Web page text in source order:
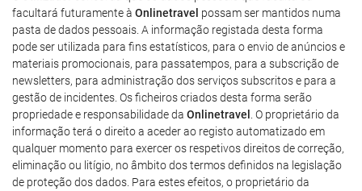
facultará futuramente à Onlinetravel possam ser mantidos numa
pasta de dados pessoais. A informação registada desta forma
pode ser utilizada para fins estatísticos, para o envio de anúncios e
materiais promocionais, para passatempos, para a subscrição de
newsletters, para administração dos serviços subscritos e para a
gestão de incidentes. Os ficheiros criados desta forma serão
propriedade e responsabilidade da Onlinetravel
. O proprietário da
informação terá o direito a aceder ao registo automatizado em
qualquer momento para exercer os respetivos direitos de correção,
eliminação ou litígio, no âmbito dos termos definidos na legislação
de proteção dos dados. Para estes efeitos, o proprietário da